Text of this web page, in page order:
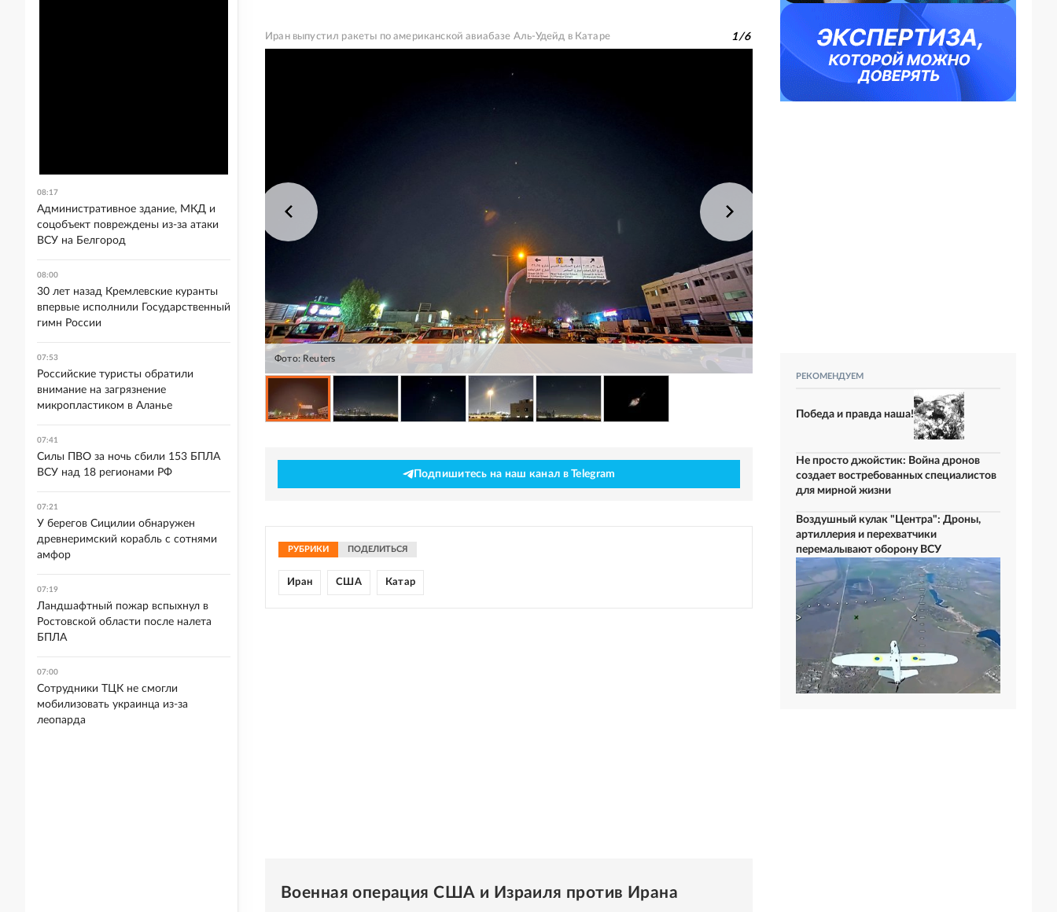
Иран выпустил ракеты по американской авиабазе Аль-Удейд в Катаре 1/6
Фото: Reuters
Подпишитесь на наш канал в Telegram
РУБРИКИ ПОДЕЛИТЬСЯ
Иран США Катар
Военная операция США и Израиля против Ирана
РЕКОМЕНДУЕМ
Победа и правда наша!
Не просто джойстик: Война дронов
создает востребованных специалистов
для мирной жизни
Воздушный кулак "Центра": Дроны,
артиллерия и перехватчики
перемалывают оборону ВСУ
08:17
Административное здание, МКД и
соцобъект повреждены из-за атаки
ВСУ на Белгород
08:00
30 лет назад Кремлевские куранты
впервые исполнили Государственный
гимн России
07:53
Российские туристы обратили
внимание на загрязнение
микропластиком в Аланье
07:41
Силы ПВО за ночь сбили 153 БПЛА
ВСУ над 18 регионами РФ
07:21
У берегов Сицилии обнаружен
древнеримский корабль с сотнями
амфор
07:19
Ландшафтный пожар вспыхнул в
Ростовской области после налета
БПЛА
07:00
Сотрудники ТЦК не смогли
мобилизовать украинца из-за
леопарда